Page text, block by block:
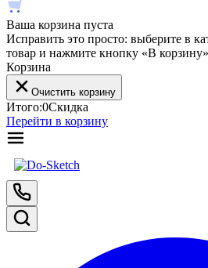
Ваша корзина пуста
Исправить это просто: выберите в
товар и нажмите кнопку «В
Корзина
Очистить корзину
Итого:0Скидка
Перейти в корзину